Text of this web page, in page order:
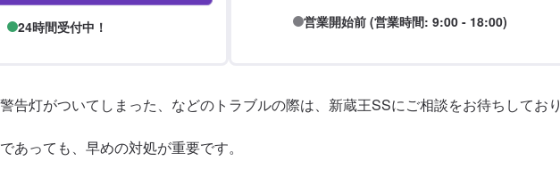
24時間受付中！ 営業開始前 (営業時間: 9:00 - 18:00)
告灯がついてしまった、などのトラブルの際は、新蔵王SSにご相談をお待ちしており
あっても、早めの対処が重要です。